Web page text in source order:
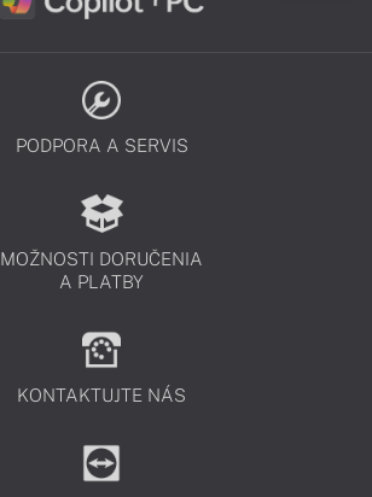
PODPORA A SERVIS
MOŽNOSTI DORUČENIA
A PLATBY
KONTAKTUJTE NÁS